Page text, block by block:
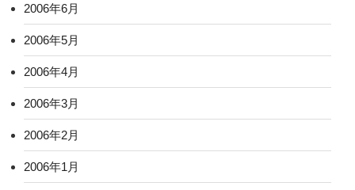
2006年6月
2006年5月
2006年4月
2006年3月
2006年2月
2006年1月